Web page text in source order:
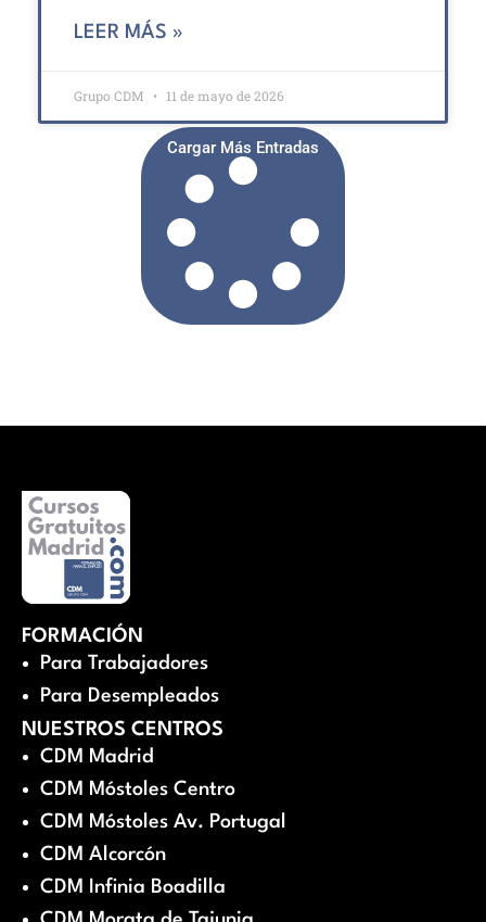
LEER MÁS »
Grupo CDM 11 de mayo de 2026
Cargar Más Entradas
FORMACIÓN
Para Trabajadores
Para Desempleados
NUESTROS CENTROS
CDM Madrid
CDM Móstoles Centro
CDM Móstoles Av. Portugal
CDM Alcorcón
CDM Infinia Boadilla